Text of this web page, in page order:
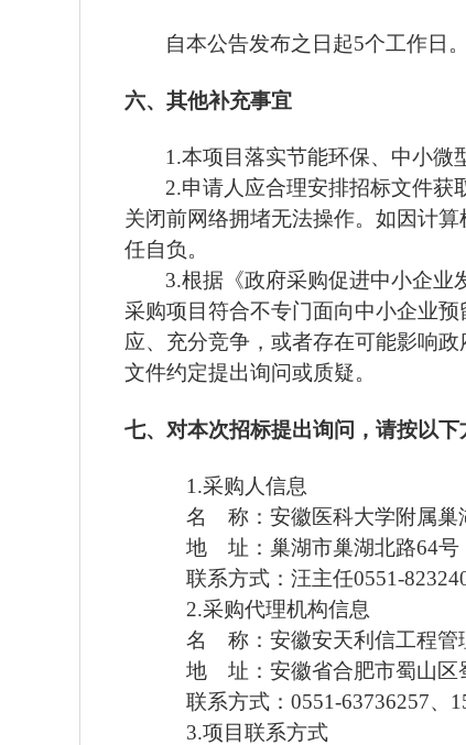
自本公告发布之日起5个工作日。
六、其他补充事宜
1.本项目落实节能环保、中小微
2.申请人应合理安排招标文件获
关闭前网络拥堵无法操作。如因计
任自负。
3.根据《政府采购促进中小企业
采购项目符合不专门面向中小企业
应、充分竞争，或者存在可能影响
文件约定提出询问或质疑。
七、对本次招标提出询问，请按以
1.采购人信息
名 称 ： 安徽医科大学附属巢
地 址 ： 巢湖市巢湖北路64号
联系方式 ： 汪主任0551-
2.采购代理机构信息
名 称 ：安徽安天利信工程
地 址 ：安徽省合肥市蜀山区
联系方式 ： 0551-63736257、
3.项目 联系方式